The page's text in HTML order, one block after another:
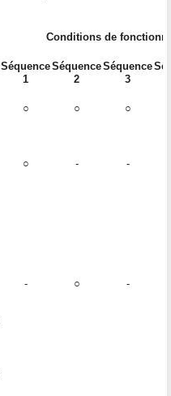
Conditions de
Séquence
1
Séquence
2
Séquence
3
○ ○ ○
○ - -
- ○ -